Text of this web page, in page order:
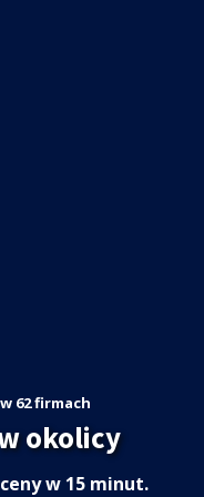
w 62 firmach
okolicy
w 15 minut.